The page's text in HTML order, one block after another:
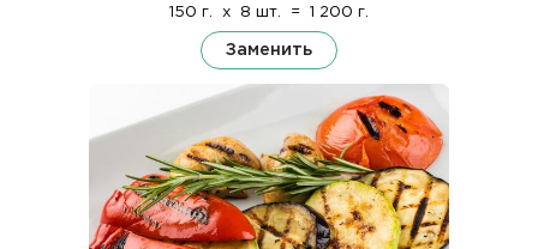
150 г. x 8 шт. = 1 200 г.
Заменить